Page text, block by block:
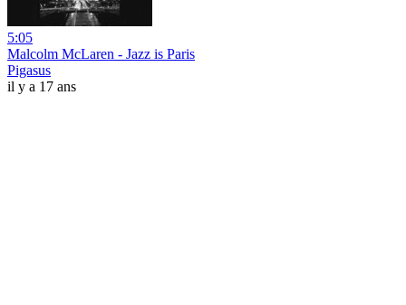
5:05
Malcolm McLaren - Jazz is Paris
Pigasus
il y a 17 ans